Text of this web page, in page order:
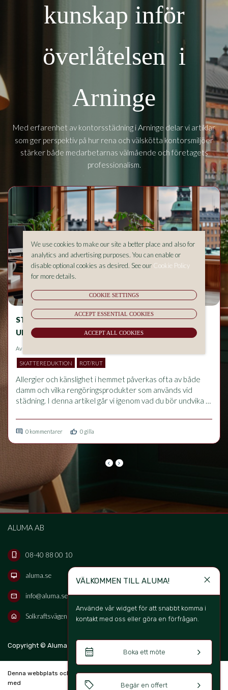
VÄLKOMMEN TILL ALUMA! close
Använde vår widget för att snabbt komma i
kontakt med oss eller göra en förfrågan.
calendar_month Boka ett möte keyboard_arrow_right
sell Begär en offert keyboard_arrow_right
kunskap inför
överlåtelsen i
Arninge
Med erfarenhet av kontorsstädning iArninge delar vi artiklar
som ger perspektiv på hur rena och välskötta kontorsmiljöer
stärker både medarbetarnas välmående och företagets
professionalism.
STÄDNING OCH ALLERGIER – VAD BÖR DU
UNDVIKA I HEMMET?
Av
SKATTEREDUKTION ROT/RUT
Allergier och känslighet i hemmet påverkas ofta av både
damm och vilka rengöringsprodukter som används vid
städning. I denna artikel går vi igenom vad du bör undvika
förbättrar inomhusmiljön och vilka vanliga misstag som kan
förvärra problem med luftvägar och känslighet.
comment 0 kommentarer thumb_up 0 gilla
keyboard_arrow_left keyboard_arrow_right
ALUMA AB
phone_iphone 08-40 88 00 10
desktop_mac aluma.se
mail info@aluma.se
home Solkraftsvägen 16B, 135 70 Stockholm, Sweden
Copyright © Aluma Sverige AB 2026 keyboard_arrow_up
Denna webbplats och bokningssystem är skapad
med
We use cookies to make our site a better place and also for
analytics and advertising purposes. You can enable or
disable optional cookies as desired. See our Cookie Policy
for more details.
COOKIE SETTINGS
ACCEPT ESSENTIAL COOKIES
ACCEPT ALL COOKIES